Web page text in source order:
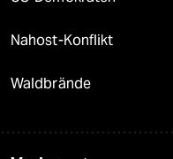
Nahost-Konflikt
Waldbrände